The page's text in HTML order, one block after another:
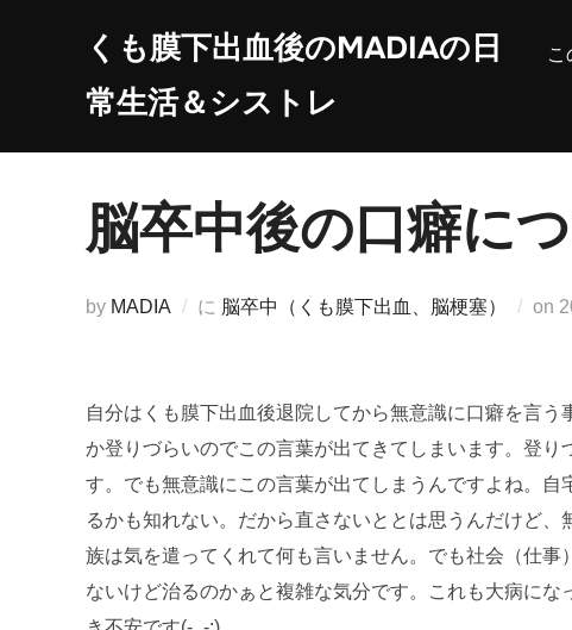
ツ
くも膜下出血後のMADIAの日
常生活＆シストレ
脳卒中後の口癖に
by MADIA に 脳卒中（くも膜下出血、脳梗塞） on
自分はくも膜下出血後退院してから無意識に口癖を言
か登りづらいのでこの言葉が出てきてしまいます。登
す。でも無意識にこの言葉が出てしまうんですよね。
るかも知れない。だから直さないととは思うんだけど
族は気を遣ってくれて何も言いません。でも社会（仕
ないけど治るのかぁと複雑な気分です。これも大病に